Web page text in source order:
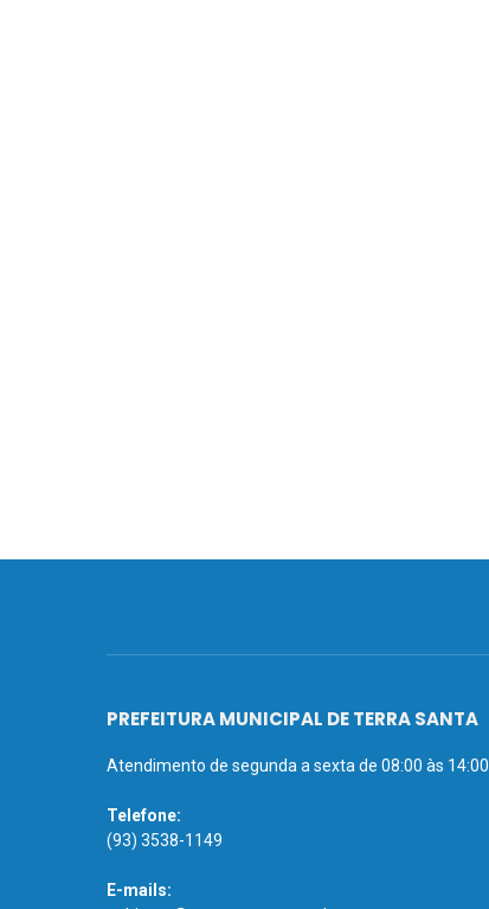
PREFEITURA MUNICIPAL DE TERRA SANTA
Atendimento de segunda a sexta de 08:00 às 14:00
Telefone:
(93) 3538-1149
E-mails: